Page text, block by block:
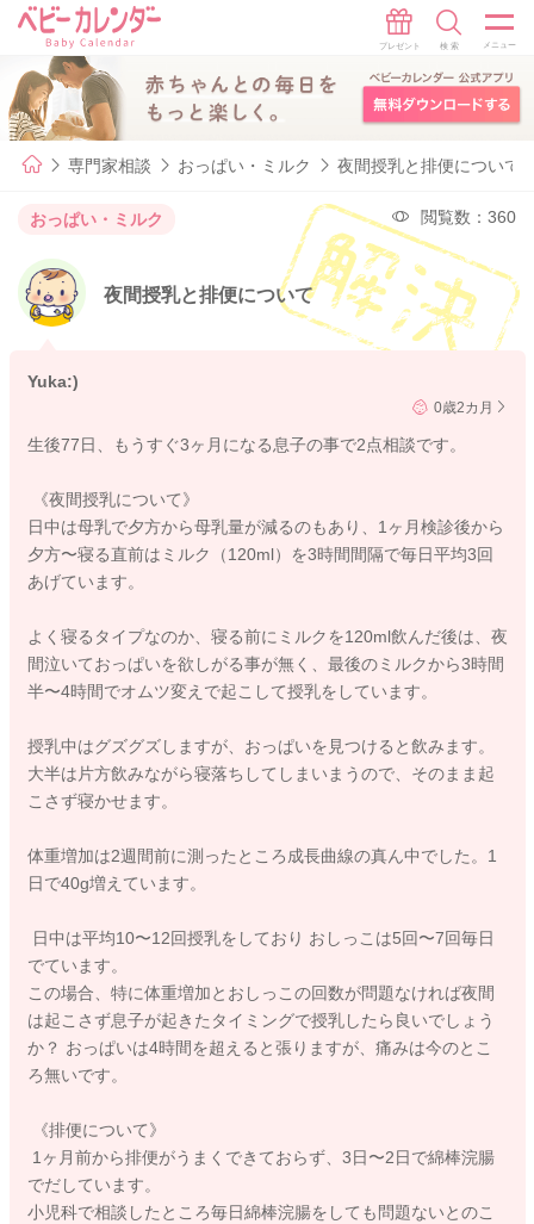
専門家相談 おっぱい・ミルク 夜間授乳と排便について
おっぱい・ミルク 閲覧数：360
夜間授乳と排便について
Yuka:)
0歳2カ月
生後77日、もうすぐ3ヶ月になる息子の事で2点相談です。
《夜間授乳について》
日中は母乳で夕方から母乳量が減るのもあり、1ヶ月検診後から
夕方〜寝る直前はミルク（120ml）を3時間間隔で毎日平均3回
あげています。
よく寝るタイプなのか、寝る前にミルクを120ml飲んだ後は、夜
間泣いておっぱいを欲しがる事が無く、最後のミルクから3時間
半〜4時間でオムツ変えで起こして授乳をしています。
授乳中はグズグズしますが、おっぱいを見つけると飲みます。
大半は片方飲みながら寝落ちしてしまいまうので、そのまま起
こさず寝かせます。
体重増加は2週間前に測ったところ成長曲線の真ん中でした。1
日で40g増えています。
日中は平均10〜12回授乳をしており おしっこは5回〜7回毎日
でています。
この場合、特に体重増加とおしっこの回数が問題なければ夜間
は起こさず息子が起きたタイミングで授乳したら良いでしょう
か？ おっぱいは4時間を超えると張りますが、痛みは今のとこ
ろ無いです。
《排便について》
1ヶ月前から排便がうまくできておらず、3日〜2日で綿棒浣腸
でだしています。
小児科で相談したところ毎日綿棒浣腸をしても問題ないとのこ